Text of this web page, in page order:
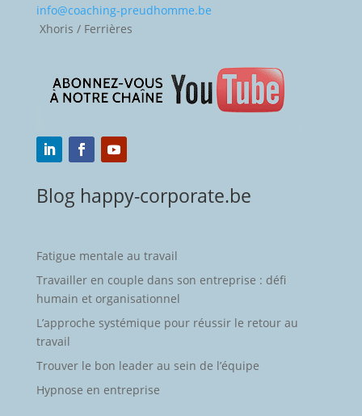
info@coaching-preudhomme.be
Xhoris / Ferrières
Blog happy-corporate.be
Fatigue mentale au travail
Travailler en couple dans son entreprise : défi
humain et organisationnel
L’approche systémique pour réussir le retour au
travail
Trouver le bon leader au sein de l’équipe
Hypnose en entreprise